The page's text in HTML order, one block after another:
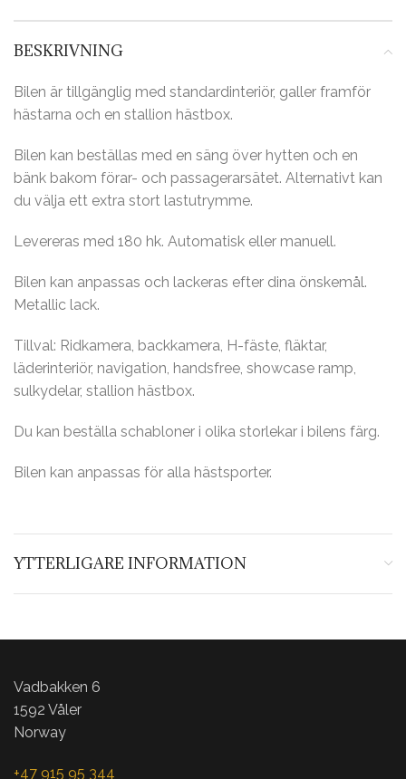
BESKRIVNING
Bilen är tillgänglig med standardinteriör, galler framför
hästarna och en stallion hästbox.
Bilen kan beställas med en säng över hytten och en
bänk bakom förar- och passagerarsätet. Alternativt kan
du välja ett extra stort lastutrymme.
Levereras med 180 hk. Automatisk eller manuell.
Bilen kan anpassas och lackeras efter dina önskemål.
Metallic lack.
Tillval: Ridkamera, backkamera, H-fäste, fläktar,
läderinteriör, navigation, handsfree, showcase ramp,
sulkydelar, stallion hästbox.
Du kan beställa schabloner i olika storlekar i bilens färg.
Bilen kan anpassas för alla hästsporter.
YTTERLIGARE INFORMATION
Vadbakken 6
1592 Våler
Norway
+47 915 95 344